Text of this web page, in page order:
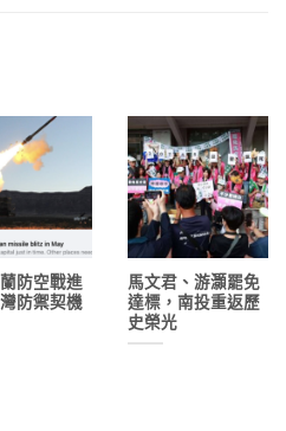
防空戰進
防禦契機
馬文君、游灝罷免
達標，南投重返歷
史榮光